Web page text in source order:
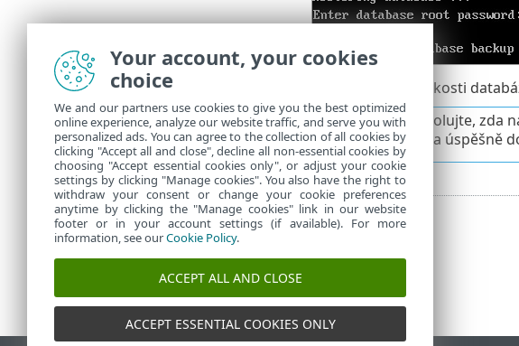
V závislosti na velikosti
Vždy zkontrolujte, zda
považovat za úspěšně
Your account, your cookies
choice
We and our partners use cookies to give you the best optimized
online experience, analyze our website traffic, and serve you with
personalized ads. You can agree to the collection of all cookies by
clicking "Accept all and close", decline all non-essential cookies by
choosing "Accept essential cookies only", or adjust your cookie
settings by clicking "Manage cookies". You also have the right to
withdraw your consent or change your cookie preferences
anytime by clicking the "Manage cookies" link in our website
footer or in your account settings (if available). For more
information, see ourCookie Policy.
ACCEPT ALL AND CLOSE
ACCEPT ESSENTIAL COOKIES ONLY